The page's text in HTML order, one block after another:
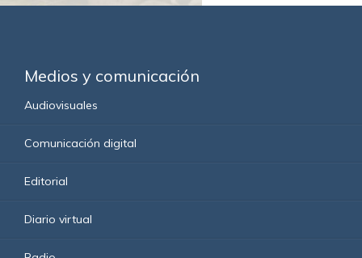
Medios y comunicación
Audiovisuales
Comunicación digital
Editorial
Diario virtual